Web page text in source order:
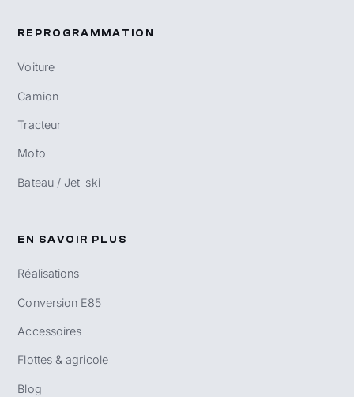
REPROGRAMMATION
Voiture
Camion
Tracteur
Moto
Bateau / Jet-ski
EN SAVOIR PLUS
Réalisations
Conversion E85
Accessoires
Flottes & agricole
Blog